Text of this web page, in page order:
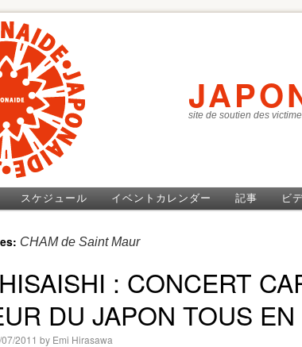
site de soutien des
スケジュール イベントカレンダー 記事 ビ
CHAM de Saint Maur
: CONCERT
DU JAPON TOUS
2011 by Emi Hirasawa